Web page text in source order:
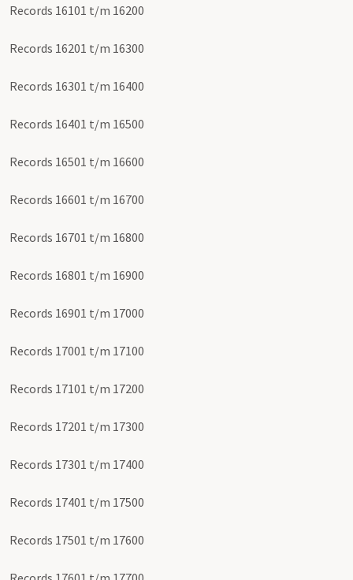
Records 16101 t/m 16200
Records 16201 t/m 16300
Records 16301 t/m 16400
Records 16401 t/m 16500
Records 16501 t/m 16600
Records 16601 t/m 16700
Records 16701 t/m 16800
Records 16801 t/m 16900
Records 16901 t/m 17000
Records 17001 t/m 17100
Records 17101 t/m 17200
Records 17201 t/m 17300
Records 17301 t/m 17400
Records 17401 t/m 17500
Records 17501 t/m 17600